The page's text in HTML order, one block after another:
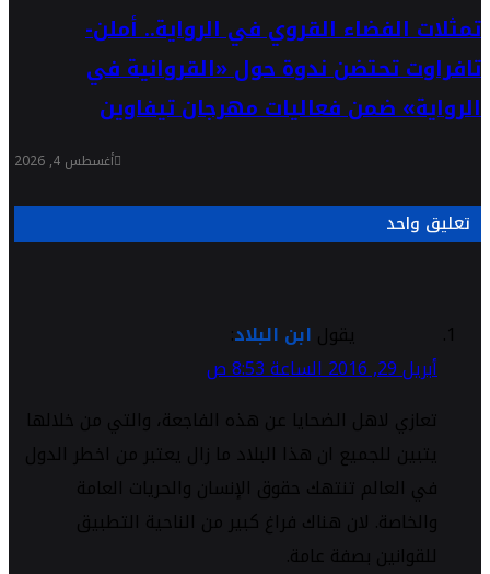
تمثلات الفضاء القروي في الرواية.. أملن-
تافراوت تحتضن ندوة حول «القروانية في
الرواية» ضمن فعاليات مهرجان تيفاوين
أغسطس 4, 2026
تعليق واحد
يقول ابن البلاد:
أبريل 29, 2016 الساعة 8:53 ص
تعازي لاهل الضحايا عن هذه الفاجعة، والتي من خلالها
يتبين للجميع ان هذا البلاد ما زال يعتبر من اخطر الدول
في العالم تنتهك حقوق الإنسان والحريات العامة
والخاصة. لان هناك فراغ كبير من الناحية التطبيق
للقوانين بصفة عامة.